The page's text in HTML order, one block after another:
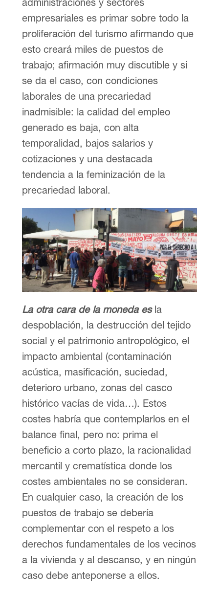
empresariales es primar sobre todo la
proliferación del turismo afirmando que
esto creará miles de puestos de
trabajo; afirmación muy discutible y si
se da el caso, con condiciones
laborales de una precariedad
inadmisible: la calidad del empleo
generado es baja, con alta
temporalidad, bajos salarios y
cotizaciones y una destacada
tendencia a la feminización de la
precariedad laboral.
La otra cara de la moneda esla
despoblación, la destrucción del tejido
social y el patrimonio antropológico, el
impacto ambiental (contaminación
acústica, masificación, suciedad,
deterioro urbano, zonas del casco
histórico vacías de vida…). Estos
costes habría que contemplarlos en el
balance final, pero no: prima el
beneficio a corto plazo, la racionalidad
mercantil y crematística donde los
costes ambientales no se consideran.
En cualquier caso, la creación de los
puestos de trabajo se debería
complementar con el respeto a los
derechos fundamentales de los vecinos
a la vivienda y al descanso, y en ningún
caso debe anteponerse a ellos.